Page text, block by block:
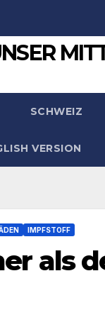
SCHWEIZ
VERSION
IMPFSTOFF
als